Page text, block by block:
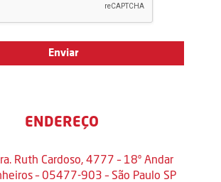
ENDEREÇO
Ruth Cardoso, 4777 – 18º Andar
– 05477-903 – São Paulo SP